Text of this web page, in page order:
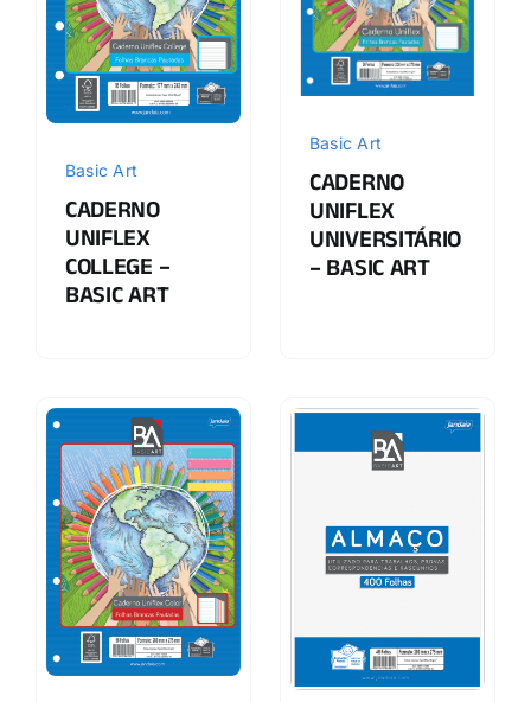
Basic Art
CADERNO
UNIFLEX
COLLEGE –
BASIC ART
Basic Art
CADERNO
UNIFLEX
UNIVERSITÁRIO
– BASIC ART